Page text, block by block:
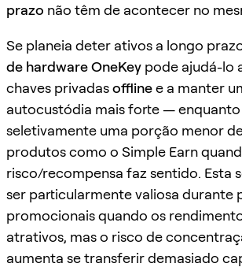
prazo não têm de acontecer no
Se planeia deter ativos a longo
de hardware OneKey pode ajudá-lo
chaves privadasofflinee a manter
autocustódia mais forte —
seletivamente uma porção menor
produtos como o Simple Earn
risco/recompensa faz sentido. Esta
ser particularmente valiosa durante
promocionais quando os
atrativos, mas o risco de
aumenta se transferir demasiado